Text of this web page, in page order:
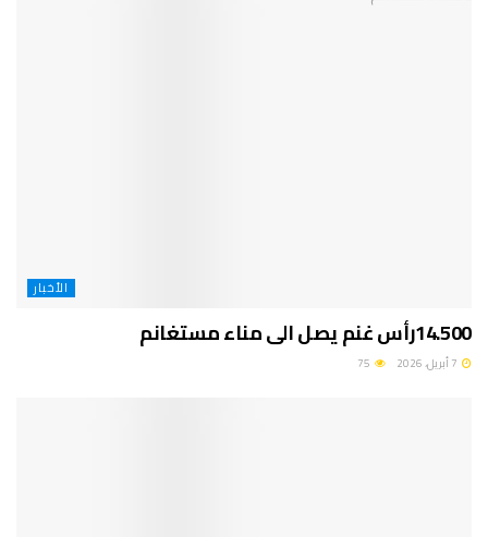
الأخبار
14.500رأس غنم يصل الى مناء مستغانم